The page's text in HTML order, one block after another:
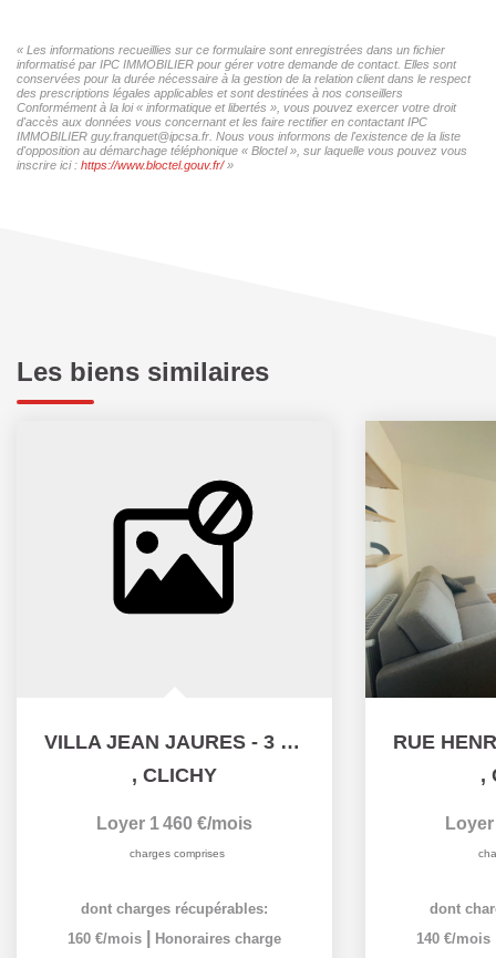
« Les informations recueillies sur ce formulaire sont enregistrées dans un fichier
informatisé par IPC IMMOBILIER pour gérer votre demande de contact. Elles sont
conservées pour la durée nécessaire à la gestion de la relation client dans le respect
des prescriptions légales applicables et sont destinées à nos conseillers
Conformément à la loi « informatique et libertés », vous pouvez exercer votre droit
d'accès aux données vous concernant et les faire rectifier en contactant IPC
IMMOBILIER guy.franquet@ipcsa.fr. Nous vous informons de l'existence de la liste
d'opposition au démarchage téléphonique « Bloctel », sur laquelle vous pouvez vous
inscrire ici : https://www.bloctel.gouv.fr/»
Les biens similaires
VILLA JEAN JAURES - 3 PIÈCES - 43.13M²
, CLICHY
Loyer 1 460 €/mois
charges comprises
dont charges récupérables:
160 €/mois
Honoraires charge
,
dont
140 €/mois